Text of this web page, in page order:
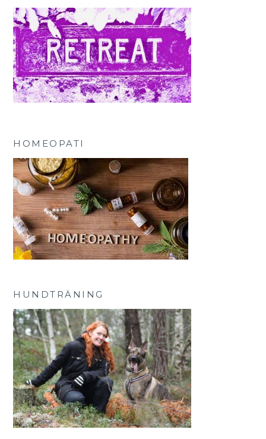
HOMEOPATI
HUNDTRÄNING